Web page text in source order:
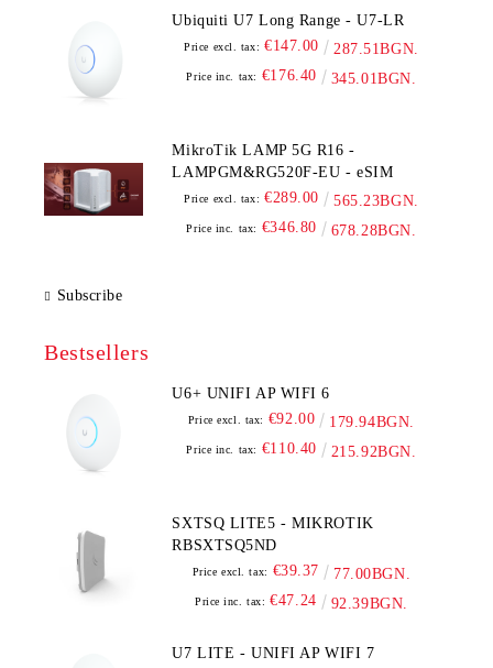
Ubiquiti U7 Long Range - U7-LR
Price excl. tax: €147.00 287.51BGN.
Price inc. tax: €176.40 345.01BGN.
MikroTik LAMP 5G R16 -
LAMPGM&RG520F-EU - eSIM
Price excl. tax: €289.00 565.23BGN.
Price inc. tax: €346.80 678.28BGN.
Subscribe
Bestsellers
U6+ UNIFI AP WIFI 6
Price excl. tax: €92.00 179.94BGN.
Price inc. tax: €110.40 215.92BGN.
SXTSQ LITE5 - MIKROTIK
RBSXTSQ5ND
Price excl. tax: €39.37 77.00BGN.
Price inc. tax: €47.24 92.39BGN.
U7 LITE - UNIFI AP WIFI 7